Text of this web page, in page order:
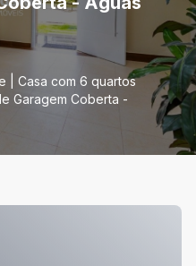
| Casa com 6 quartos
Garagem Coberta -